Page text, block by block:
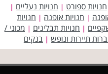
חנויות ספורט | חנויות נעליים |
| חנויות אופנה | חנויות
| חנויות תבלינים | מכוני /
תיירות ונופש | בנקים